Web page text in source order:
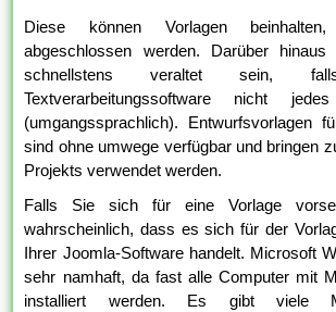
Diese können Vorlagen
abgeschlossen werden. Darüber hinaus
schnellstens veraltet sein,
Textverarbeitungssoftware nicht
(umgangssprachlich). Entwurfsvorlagen
sind ohne umwege verfügbar und bringen
Projekts verwendet werden.
Falls Sie sich für eine Vorlage
wahrscheinlich, dass es sich für der
Ihrer Joomla-Software handelt. Microsoft
sehr namhaft, da fast alle Computer mit
installiert werden. Es gibt viele